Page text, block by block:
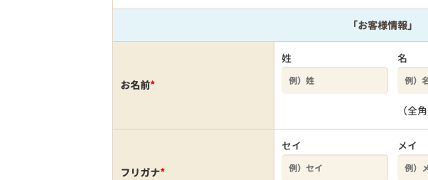
「お客様情報」
お名前*
姓 名
（全
フリガナ*
セイ メイ